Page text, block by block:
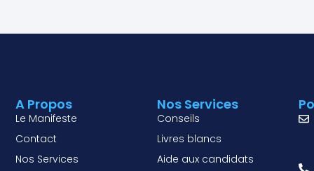
Nos Services
Conseils
Livres blancs
Aide aux candidats
A Propos
Le Manifeste
Contact
Nos Services